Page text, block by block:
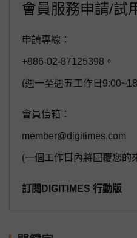
會員服務申請/試
申請專線：
+886-02-87125398。
(週一至週五工作日
會員信箱：
member@digitimes.com
(一個工作日內將回覆您的
訂閱DIGITIMES 行動版